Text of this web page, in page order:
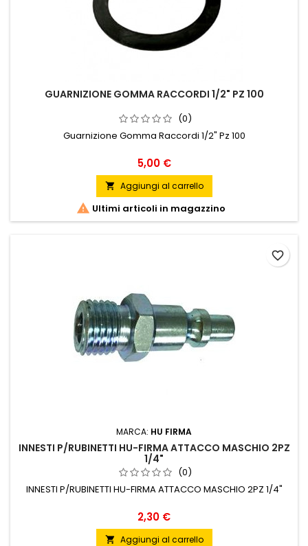
GUARNIZIONE GOMMA RACCORDI 1/2" PZ 100
(0)
Guarnizione Gomma Raccordi 1/2" Pz 100
Prezzo
5,00 €
 Aggiungi al carrello
 Ultimi articoli in magazzino
MARCA: HU FIRMA
INNESTI P/RUBINETTI HU-FIRMA ATTACCO MASCHIO 2PZ
1/4"
(0)
INNESTI P/RUBINETTI HU-FIRMA ATTACCO MASCHIO 2PZ 1/4"
Prezzo
2,30 €
 Aggiungi al carrello
favorite_border